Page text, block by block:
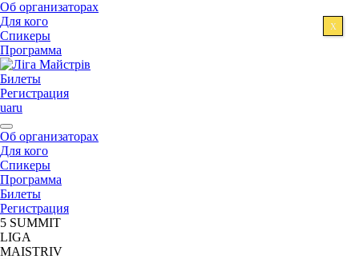
Об организаторах
Для кого
Спикеры
Программа
Билеты
Регистрация
uaru
Об организаторах
Для кого
Спикеры
Программа
Билеты
Регистрация
5 SUMMIT
LIGA
MAISTRIV
X